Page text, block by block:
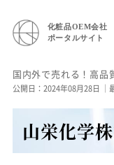
化粧品OEM会社
ポータルサイト
国内外で売れる！高品
公開日：2024年08月28日 ｜
山栄化学